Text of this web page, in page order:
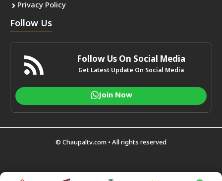
Privacy Policy
Follow Us
Follow Us On Social Media
Get Latest Update On Social Media
Join Now
© Chaupaltv.com • All rights reserved